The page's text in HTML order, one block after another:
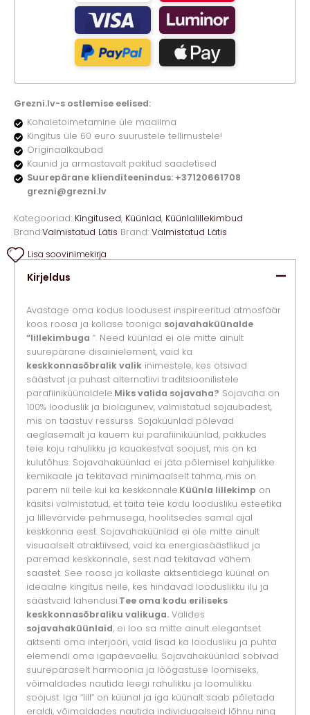
Grezni.lv-s ostlemise eelised:
Kohaletoimetamine üle maailma
Kingitus üle 60 euro suurustele tellimustele!
Originaalkaubad
Kaunid ja armastavalt pakitud saadetised
Suurepärane klienditeenindus: +37120661708
grezni@grezni.lv
Kategooriad: Kingitused, Küünlad, Küünlalillekimbud
Brand:Valmistatud Lätis Brand: Valmistatud Lätis
Lisa soovinimekirja
Kirjeldus
Avastage oma kodus loodusest inspireeritud atmosfäär
koos roosa ja kollase tooniga sojavahaküünalde
“lillekimbuga “. Need küünlad ei ole mitte ainult
suurepärane disainielement, vaid ka
keskkonnasõbralik valik inimestele, kes otsivad
säästvat ja puhast alternatiivi traditsioonilistele
parafiiniküünaldele.Miks valida sojavaha? Sojavaha on
100% looduslik ja biolagunev, valmistatud sojaubadest,
mis on taastuv ressurss. Sojaküünlad põlevad
aeglasemalt ja kauem kui parafiiniküünlad, pakkudes
teie koju rahulikku ja kauakestvat soojust, mis on ka
kulutõhus. Sojavahaküünlad ei jäta põlemisel kahjulikke
kemikaale ja tekitavad minimaalselt tahma, mis on
parem nii teile kui ka keskkonnale.Küünla lillekimp on
käsitsi valmistatud, et täita teie kodu loodusliku esteetika
ja lillevärvide pehmusega, hoolitsedes samal ajal
keskkonna eest. Sojavahaküünlad ei ole mitte ainult
visuaalselt atraktiivsed, vaid ka energiasäästlikud ja
paremad keskkonnale, sest nad tekitavad vähem
saastet. See roosa ja kollaste aktsentidega küünal on
ideaalne kingitus neile, kes hindavad looduslikku ilu ja
säästvaid lahendusi.Tee oma kodu eriliseks
keskkonnasõbraliku valikuga.Valides
sojavahaküünlaid, ei loo sa mitte ainult elegantset
aktsenti oma interjööri, vaid lisad ka loodusliku ja puhta
elemendi oma igapäevaellu. Sojavahaküünlad sobivad
suurepäraselt harmoonia ja lõõgastuse loomiseks,
võimaldades nautida leegi rahulikku ja loomulikku
soojust. Iga “lill” on küünal ja iga küünalt saab põletada
eraldi, võimaldades nautida individuaalseid lõhnu ning